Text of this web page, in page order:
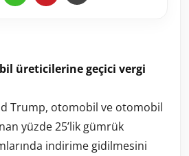
üreticilerine geçici vergi
Trump, otomobil ve otomobil
yüzde 25’lik gümrük
indirime gidilmesini